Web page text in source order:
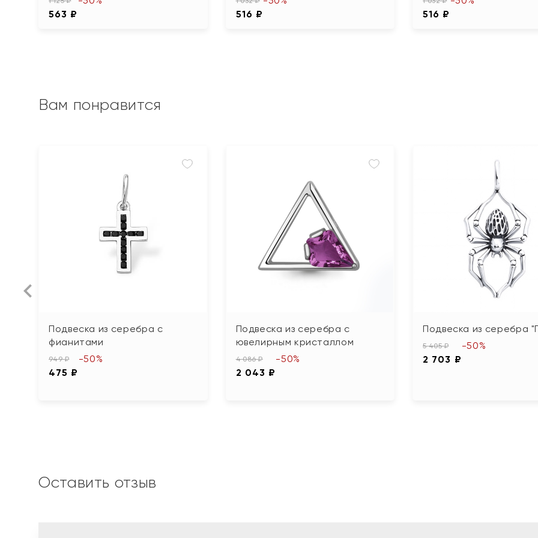
563 ₽ 516 ₽ 516 ₽
Вам понравится
Подвеска из серебра с
фианитами
949 ₽
475 ₽
-50%
Подвеска из серебра с
ювелирным кристаллом
4 086 ₽
2 043 ₽
-50%
Подвеска из серебра
5 405 ₽
2 703 ₽
-50%
Оставить отзыв